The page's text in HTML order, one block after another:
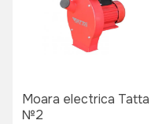
Moara electrica Tatta
№2